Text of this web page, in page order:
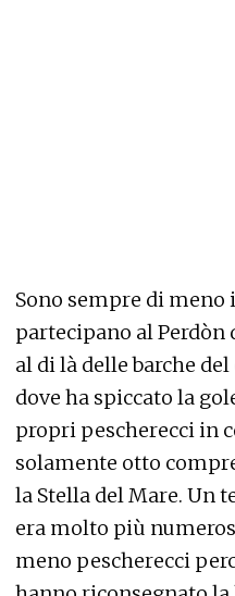
ridotto ai minimi
costruire sette
fattezze delle
15 luglio 2019
2' di lettura